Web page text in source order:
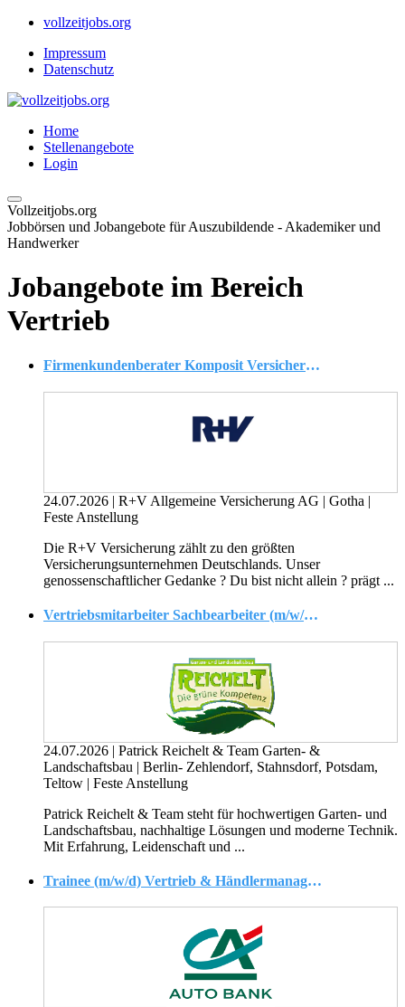
vollzeitjobs.org
Impressum
Datenschutz
Home
Stellenangebote
Login
Vollzeitjobs.org
Jobbörsen und Jobangebote für Auszubildende - Akademiker und
Handwerker
Jobangebote im Bereich
Vertrieb
Firmenkundenberater Komposit Versicherungen Bankenvertrieb (m/w/d)
24.07.2026 | R+V Allgemeine Versicherung AG | Gotha |
Feste Anstellung
Die R+V Versicherung zählt zu den größten
Versicherungsunternehmen Deutschlands. Unser
genossenschaftlicher Gedanke ? Du bist nicht allein ? prägt ...
Vertriebsmitarbeiter Sachbearbeiter (m/w/d) sehr gern mit Führerschein in Berlin - Zehlendorf, Stahnsdorf, Potsdam, Teltow gesucht.
24.07.2026 | Patrick Reichelt & Team Garten- &
Landschaftsbau | Berlin- Zehlendorf, Stahnsdorf, Potsdam,
Teltow | Feste Anstellung
Patrick Reichelt & Team steht für hochwertigen Garten- und
Landschaftsbau, nachhaltige Lösungen und moderne Technik.
Mit Erfahrung, Leidenschaft und ...
Trainee (m/w/d) Vertrieb & Händlermanagement befristet auf 2 Jahre